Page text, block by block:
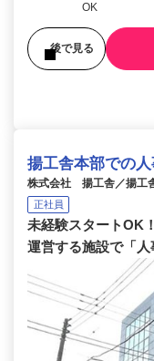
OK
後で見る
揚工舎本部での
株式会社 揚工舎／揚工
正社員
未経験スタートOK
運営する施設で「人